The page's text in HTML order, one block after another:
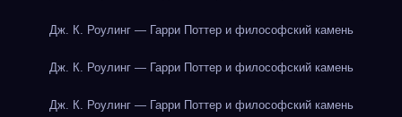
Дж. К. Роулинг — Гарри Поттер и философский камень
Дж. К. Роулинг — Гарри Поттер и философский камень
Дж. К. Роулинг — Гарри Поттер и философский камень